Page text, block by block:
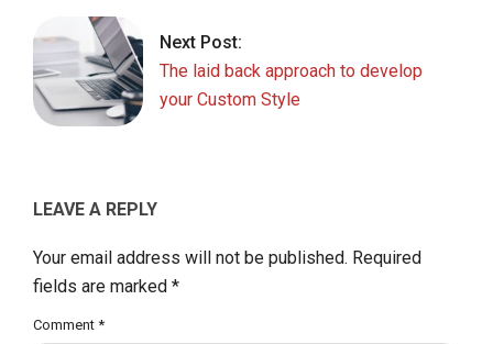
Next Post:
The laid back approach to develop
your Custom Style
LEAVE A REPLY
Your email address will not be published. Required
fields are marked *
Comment *